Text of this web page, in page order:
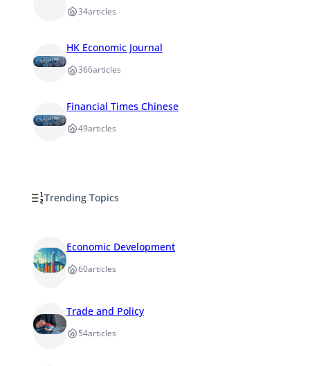
34articles
HK Economic Journal
366articles
Financial Times Chinese
49articles
Trending Topics
Economic Development
60articles
Trade and Policy
54articles